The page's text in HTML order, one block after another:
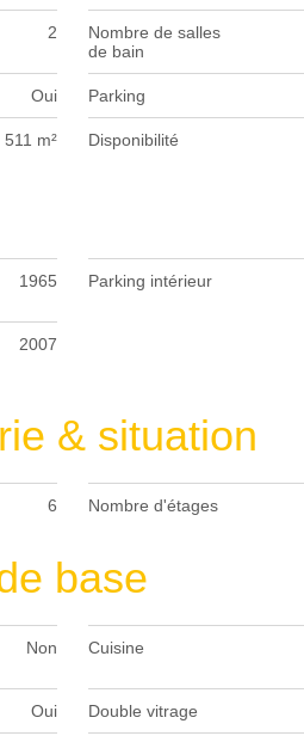
2
Nombre de salles
de bain
Oui Parking
511 m² Disponibilité
1965 Parking intérieur
2007
& situation
6 Nombre d'étages
base
Non Cuisine
Oui Double vitrage